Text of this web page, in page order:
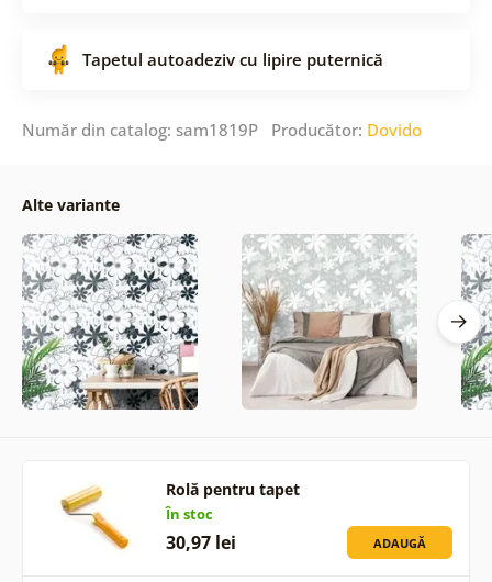
Tapetul autoadeziv cu lipire puternică
Număr din catalog: sam1819P Producător: Dovido
Alte variante
Rolă pentru tapet
În stoc
30,97 lei ADAUGĂ